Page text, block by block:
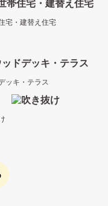
宅・建替え住宅
ッキ・テラス